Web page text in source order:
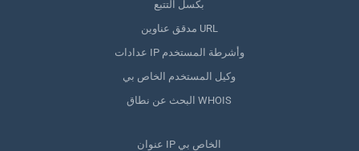
بكسل التتبع
مدقق عناوين URL
عدادات IP وأشرطة المستخدم
وكيل المستخدم الخاص بي
البحث عن نطاق WHOIS
عنوان IP الخاص بي